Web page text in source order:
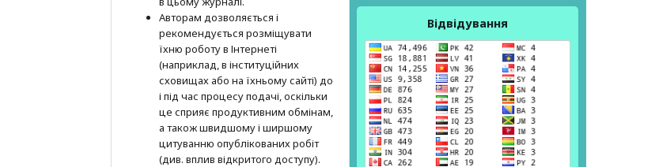
Авторам дозволяється і
рекомендується розміщувати
їхню роботу в Інтернеті
(наприклад, в інституційних
сховищах або на їхньому сайті) до
і під час процесу подачі, оскільки
це сприяє продуктивним обмінам,
а також швидшому і ширшому
цитуванню опубліко­ва­них робіт
(див. вплив відкритого доступу).
Відвідування